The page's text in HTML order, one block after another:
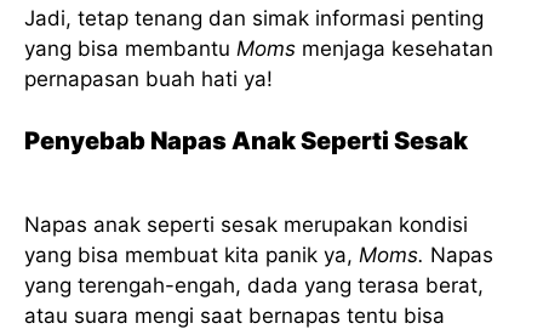
Jadi, tetap tenang dan simak informasi penting
yang bisa membantu Moms menjaga kesehatan
pernapasan buah hati ya!
Penyebab Napas Anak Seperti Sesak
Napas anak seperti sesak merupakan kondisi
yang bisa membuat kita panik ya, Moms. Napas
yang terengah-engah, dada yang terasa berat,
atau suara mengi saat bernapas tentu bisa